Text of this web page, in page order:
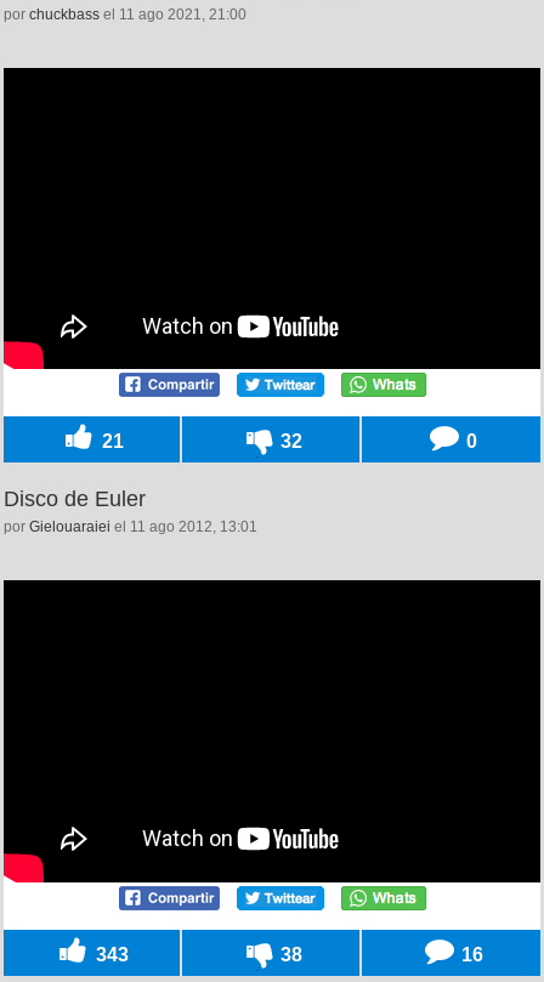
por chuckbass el 11 ago 2021, 21:00
21 32 0
Disco de Euler
por Gielouaraiei el 11 ago 2012, 13:01
343 38 16